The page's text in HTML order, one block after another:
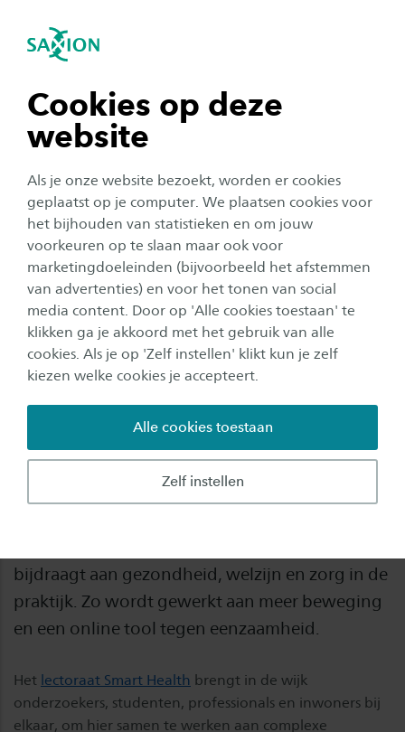
Cookies op deze
website
Als je onze website bezoekt, worden er cookies
geplaatst op je computer. We plaatsen cookies voor
het bijhouden van statistieken en om jouw
voorkeuren op te slaan maar ook voor
marketingdoeleinden (bijvoorbeeld het afstemmen
van advertenties) en voor het tonen van social
media content. Door op 'Alle cookies toestaan' te
klikken ga je akkoord met het gebruik van alle
cookies. Als je op 'Zelf instellen' klikt kun je zelf
kiezen welke cookies je accepteert.
Zelf instellen
Alle cookies toestaan
Navigatie openen
tonen
tonen
tonen
tonen
sluiten
Onderzoek
Groen licht voor onderzoeken:
aan de slag in Deventer
Auteur:
Femke van Stratum
Publicatiedatum:
5 maart 2026 Leestijd: Minuten
Het lectoraat Smart Health werkt aan
verschillende nieuwe onderzoeksprojecten in
Deventer. Dankzij toekenning van nieuwe
bijdraagt aan gezondheid, welzijn en zorg in de
praktijk. Zo wordt gewerkt aan meer beweging
en een online tool tegen eenzaamheid.
Het lectoraat Smart Health brengt in de wijk
onderzoekers, studenten, professionals en inwoners bij
elkaar, om hier samen te werken aan complexe